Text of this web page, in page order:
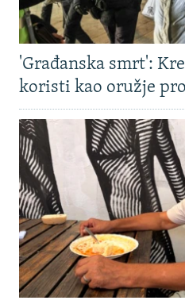
'Građanska smrt':
koristi kao oružje